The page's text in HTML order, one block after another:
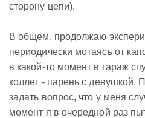
сторону цепи).
В общем, продолжаю
периодически мотаясь от
в какой-то момент в гараж
коллег - парень с девушкой.
задать вопрос, что у меня
момент я в очередной раз